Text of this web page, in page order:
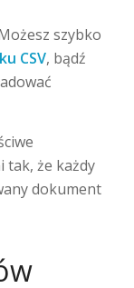
szybko
CSV, bądź
tak, że każdy
dokument